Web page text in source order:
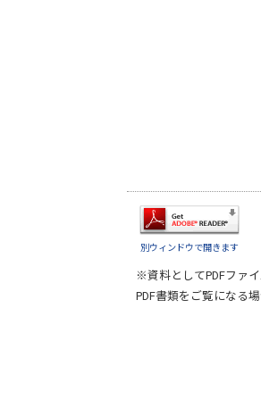
別ウィンドウで開きます
※資料としてPDFファ
PDF書類をご覧になる場